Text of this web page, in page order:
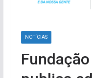
NOTÍCIAS